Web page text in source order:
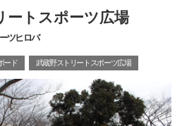
ートスポーツ広場
ツヒロバ
ード 武蔵野ストリートスポーツ広場